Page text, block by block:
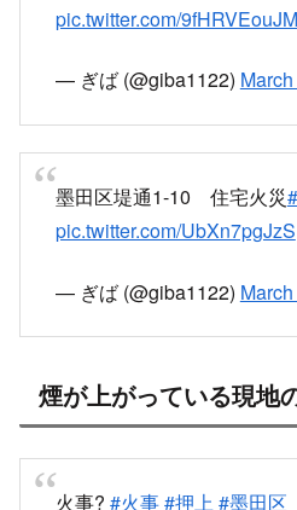
pic.twitter.com/9fHRVEouJM
— ぎば (@giba1122)
墨田区堤通1-10 住宅火災
pic.twitter.com/UbXn7pgJzS
— ぎば (@giba1122)
煙が上がっている現地
火事? #火事#押上#墨田区